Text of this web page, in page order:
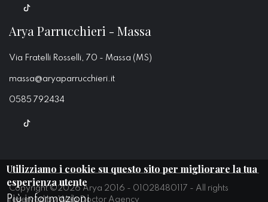
Arya Parrucchieri - Massa
Via Fratelli Rosselli, 70 - Massa (MS)
massa@aryaparrucchieri.it
0585 792434
Copyright ©2026 Arya 2016 - 01028480117 - All rights
reserved byWeb Doctor Agency
Utilizziamo i cookie su questo sito per migliorare la tua
esperienza utente
Più informazioni